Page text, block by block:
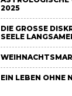
2025
DIE GROSSE
EELE
EIN LEBEN OHNE